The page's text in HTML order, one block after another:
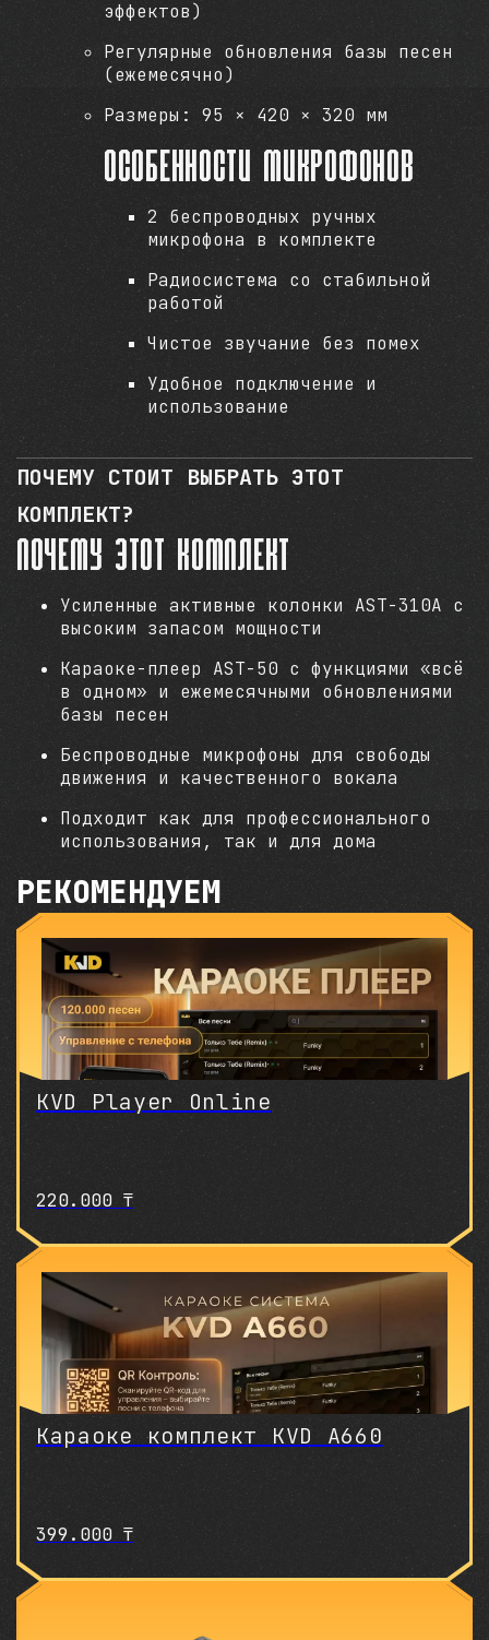
эффектов)
Регулярные обновления базы песен
(ежемесячно)
Размеры: 95 × 420 × 320 мм
Особенности микрофонов
2 беспроводных ручных
микрофона в комплекте
Радиосистема со стабильной
работой
Чистое звучание без помех
Удобное подключение и
использование
ПОЧЕМУ СТОИТ ВЫБРАТЬ ЭТОТ
КОМПЛЕКТ?
Почему этот комплект
Усиленные активные колонки AST-310A с
высоким запасом мощности
Караоке-плеер AST-50 с функциями «всё
в одном» и ежемесячными обновлениями
базы песен
Беспроводные микрофоны для свободы
движения и качественного вокала
Подходит как для профессионального
использования, так и для дома
РЕКОМЕНДУЕМ
KVD Player Online
220.000 ₸
Караоке комплект KVD A660
399.000 ₸